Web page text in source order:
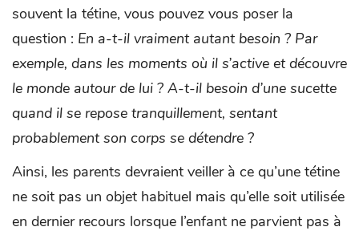
souvent la tétine, vous pouvez vous poser la
question : En a-t-il vraiment autant besoin ? Par
exemple, dans les moments où il s’active et découvre
le monde autour de lui ? A-t-il besoin d’une sucette
quand il se repose tranquillement, sentant
probablement son corps se détendre ?
Ainsi, les parents devraient veiller à ce qu’une tétine
ne soit pas un objet habituel mais qu’elle soit utilisée
en dernier recours lorsque l’enfant ne parvient pas à